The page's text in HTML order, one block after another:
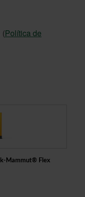
(Política de
Mammut® Flex